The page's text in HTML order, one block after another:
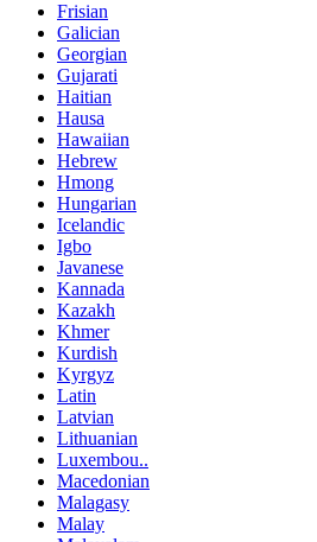
Frisian
Galician
Georgian
Gujarati
Haitian
Hausa
Hawaiian
Hebrew
Hmong
Hungarian
Icelandic
Igbo
Javanese
Kannada
Kazakh
Khmer
Kurdish
Kyrgyz
Latin
Latvian
Lithuanian
Luxembou..
Macedonian
Malagasy
Malay